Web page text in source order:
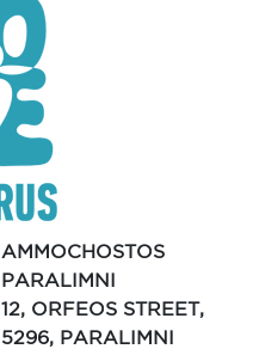
AMMOCHOSTOS
PARALIMNI
12, ORFEOS STREET,
5296, PARALIMNI